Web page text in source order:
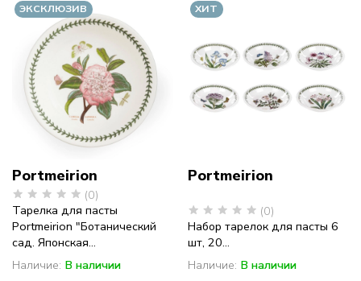
ЭКСКЛЮЗИВ
Portmeirion
(0)
Тарелка для пасты
Portmeirion "Ботанический
сад. Японская...
Наличие: В наличии
ХИТ
Portmeirion
(0)
Набор тарелок для пасты 6
шт, 20...
Наличие: В наличии